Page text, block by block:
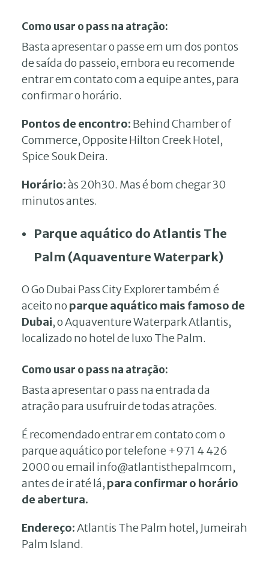
Como usar o pass na atração:
Basta apresentar o passe em um dos pontos
de saída do passeio, embora eu recomende
entrar em contato com a equipe antes, para
confirmar o horário.
Pontos de encontro: Behind Chamber of
Commerce, Opposite Hilton Creek Hotel,
Spice Souk Deira.
Horário:às 20h30. Mas é bom chegar 30
minutos antes.
Parque aquático do Atlantis The
Palm (Aquaventure Waterpark)
O Go Dubai Pass City Explorer também é
aceito no parque aquático mais famoso de
Dubai, o Aquaventure Waterpark Atlantis,
localizado no hotel de luxo The Palm.
Como usar o pass na atração:
Basta apresentar o pass na entrada da
atração para usufruir de todas atrações.
É recomendado entrar em contato com o
parque aquático por telefone +971 4 426
2000 ou email info@atlantisthepalmcom,
antes de ir até lá, para confirmar o horário
de abertura.
Endereço:Atlantis The Palm hotel, Jumeirah
Palm Island.